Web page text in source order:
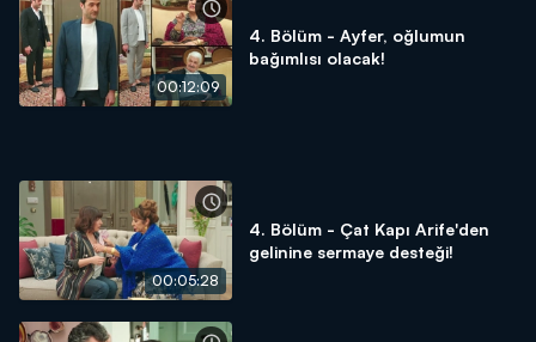
00:12:09
4. Bölüm - Ayfer, oğlumun
bağımlısı olacak!
00:05:28
4. Bölüm - Çat Kapı Arife'den
gelinine sermaye desteği!